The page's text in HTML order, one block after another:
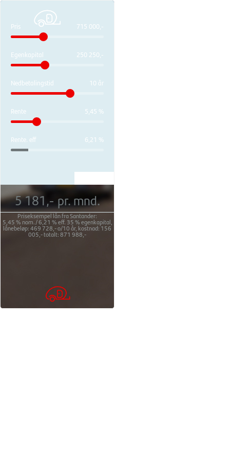
715 000,-
Pris
250 250,-
Egenkapital
10 år
Nedbetalingstid
5,45 %
Rente
6,21 %
Rente. eff
5 181,- pr. mnd.
Priseksempel lån fra Santander:
5,45 % nom./6,21 %eff. 35 %egenkapital,
lånebeløp:469 728,-o/10 år, kostnad:156
005,-totalt:871 988,-